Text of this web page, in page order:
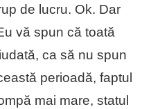
de lucru. Ok. Dar
vă spun că toată
ca să nu spun
perioadă, faptul
mai mare, statul